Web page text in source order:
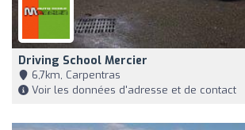
Driving School Mercier
6,7km, Carpentras
Voir les données d'adresse et de contact